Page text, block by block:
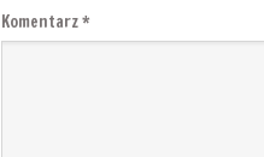
Komentarz*